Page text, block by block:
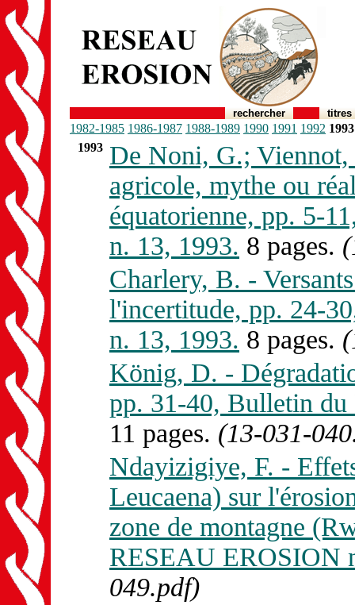
rechercher titres
1982-1985 1986-1987 1988-1989 1990 1991 1992 1993
1993 De Noni, G.;
agricole, mythe ou
équatorienne, pp. 5-
n. 13, 1993. 8 pages.
Charlery, B. -
l'incertitude, pp. 24-
n. 13, 1993. 8 pages.
König, D. -
pp. 31-40, Bulletin
11 pages. (13-031-
Ndayizigiye, F. -
Leucaena) sur
zone de montagne
RESEAU EROSION
049.pdf)